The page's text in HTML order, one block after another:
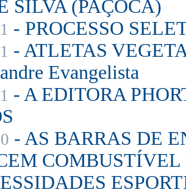
SILVA (PAÇOCA)
- PROCESSO
- ATLETAS
Evangelista
- A EDITORA
- AS BARRAS DE